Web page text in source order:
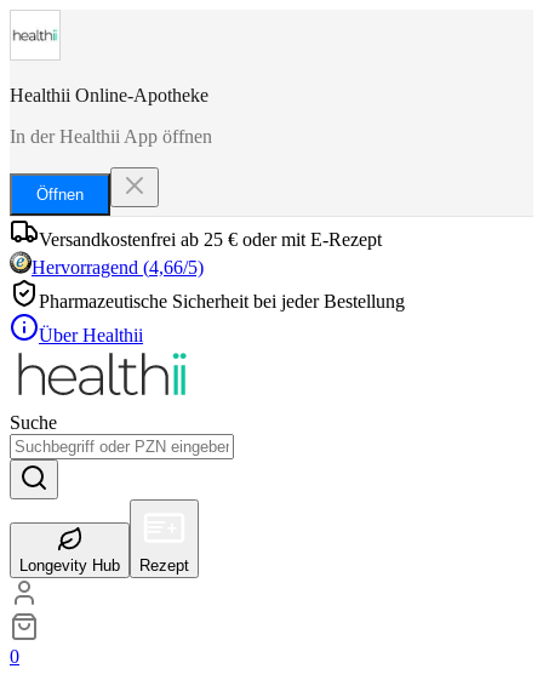
Healthii Online-Apotheke
In der Healthii App öffnen
Öffnen
Versandkostenfrei ab 25 € oder mit E-Rezept
Hervorragend (4,66/5)
Pharmazeutische Sicherheit bei jeder Bestellung
Über Healthii
Suche
Longevity Hub Rezept
0